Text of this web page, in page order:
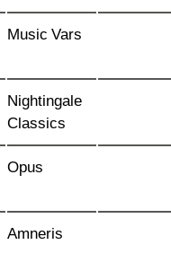
Music Vars
Nightingale
Classics
Opus
Amneris